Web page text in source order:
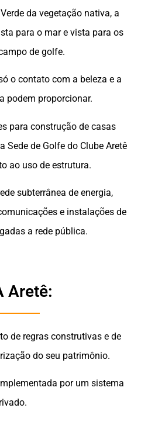
da vegetação nativa, a
para o mar e vista para os
de golfe.
o contato com a beleza e a
podem proporcionar.
para construção de casas
Sede de Golfe do Clube Aretê
ao uso de estrutura.
subterrânea de energia,
e instalações de
a rede pública.
Aretê:
de regras construtivas e de
do seu patrimônio.
por um sistema